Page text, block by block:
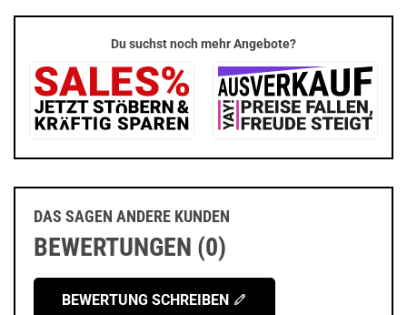
Du suchst noch mehr Angebote?
DAS SAGEN ANDERE KUNDEN
BEWERTUNGEN (0)
BEWERTUNG SCHREIBEN